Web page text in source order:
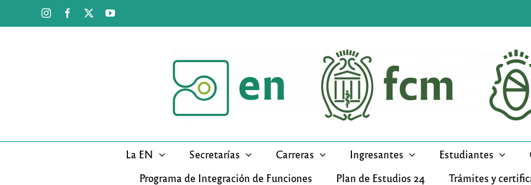
InstagramFacebook YouTube
La EN Secretarías Carreras Ingresantes Estudiantes
Programa de Integración de Funciones
Plan de Estudios 24 Trámites y